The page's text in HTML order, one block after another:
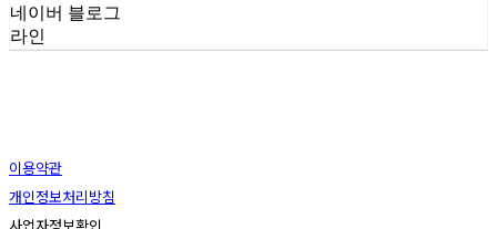
네이버 블로그
라인
이용약관
개인정보처리방침
사업자정보확인